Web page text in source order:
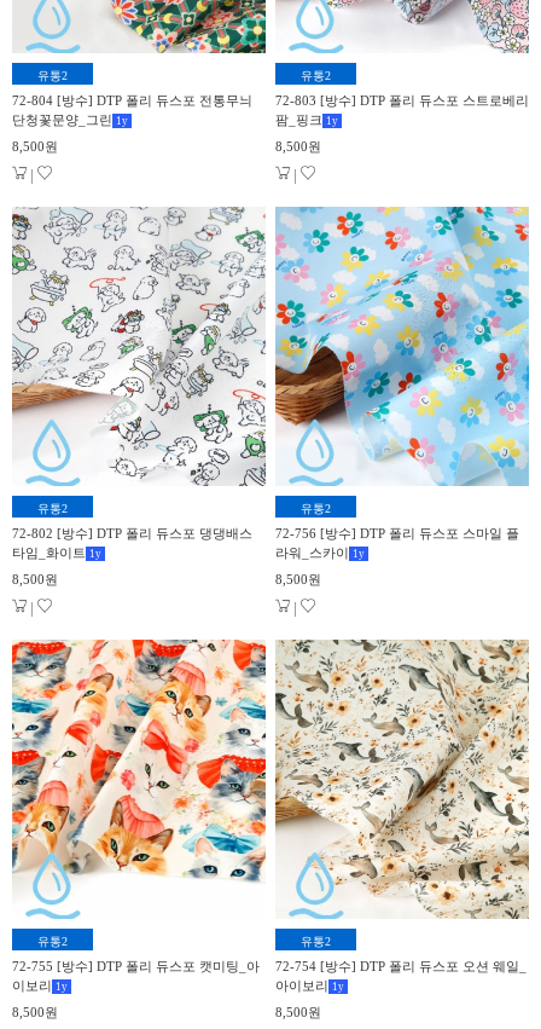
유통2
72-804 [방수] DTP 폴리 듀스포 전통무늬
단청꽃문양_그린 1 y
8,500원
|
유통2
72-803 [방수] DTP 폴리 듀스포 스트로베리
팜_핑크 1 y
8,500원
|
유통2
72-802 [방수] DTP 폴리 듀스포 댕댕배스
타임_화이트 1 y
8,500원
|
유통2
72-756 [방수] DTP 폴리 듀스포 스마일 플
라워_스카이 1 y
8,500원
|
유통2
72-755 [방수] DTP 폴리 듀스포 캣미팅_아
이보리 1 y
8,500원
유통2
72-754 [방수] DTP 폴리 듀스포 오션 웨일_
아이보리 1 y
8,500원